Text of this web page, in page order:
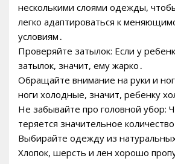
несколькими слоями одежды,
легко адаптироваться к
условиям․
Проверяйте затылок: Если у
затылок, значит, ему жарко․
Обращайте внимание на руки и
ноги холодные, значит, ребенку
Не забывайте про головной убор:
теряется значительное количество
Выбирайте одежду из
Хлопок, шерсть и лен хорошо